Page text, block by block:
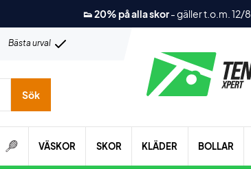
👟 20% på alla skor-gäller t.o.m. 12/
Bästa urval
Sök
VÄSKOR SKOR KLÄDER BOLLAR